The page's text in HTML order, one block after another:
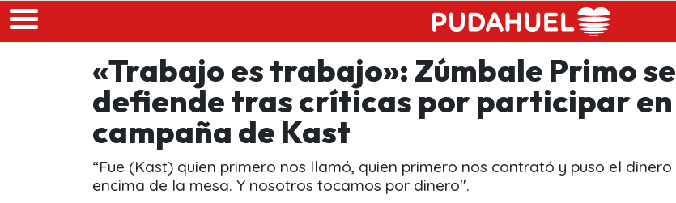
«Trabajo es trabajo»: Zúmbale Primo se
defiende tras críticas por participar en
campaña de Kast
“Fue (Kast) quien primero nos llamó, quien primero nos contrató y puso el dinero
encima de la mesa. Y nosotros tocamos por dinero".